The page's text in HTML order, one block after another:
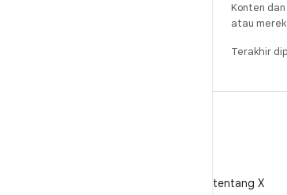
Konten
atau
Terakhir
Ikuti @AndroidDev tentang X